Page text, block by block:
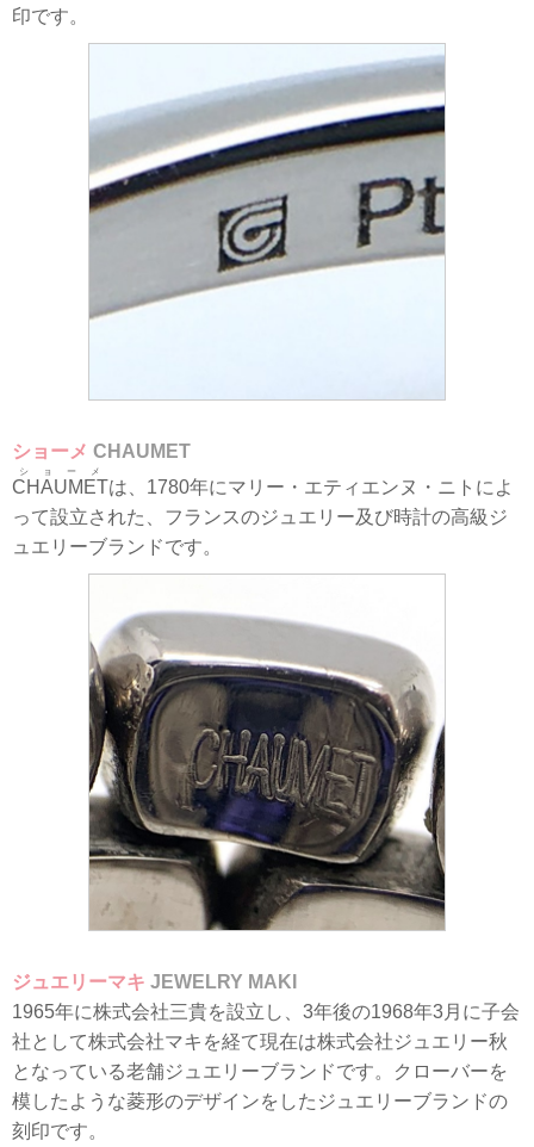
印です。
ショーメ CHAUMET
CHAUMET
ショーメ
は、1780年にマリー・エティエンヌ・ニトによ
って設立された、フランスのジュエリー及び時計の高級ジ
ュエリーブランドです。
ジュエリーマキ JEWELRY MAKI
1965年に株式会社三貴を設立し、3年後の1968年3月に子会
社として株式会社マキを経て現在は株式会社ジュエリー秋
となっている老舗ジュエリーブランドです。クローバーを
模したような菱形のデザインをしたジュエリーブランドの
刻印です。